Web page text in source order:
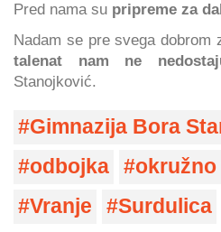
Pred nama su pripreme za
Nadam se pre svega
talenat nam ne
Stanojković.
Gimnazija Bora
odbojka
Vranje
Surdulica